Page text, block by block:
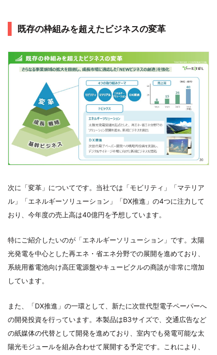
既存の枠組みを超えたビジネスの変革
次に「変革」についてです。当社では「モビリティ」「マテリア
ル」「エネルギーソリューション」「DX推進」の4つに注力して
おり、今年度の売上高は40億円を予想しています。
特にご紹介したいのが「エネルギーソリューション」です。太陽
光発電を中心とした再エネ・省エネ分野での展開を進めており、
系統用蓄電池向け高圧電源盤やキュービクルの商談が非常に増加
しています。
また、「DX推進」の一環として、新たに次世代型電子ペーパーへ
の開発投資を行っています。本製品はB3サイズで、交通広告など
の紙媒体の代替として開発を進めており、室内でも発電可能な太
陽光モジュールを組み合わせて展開する予定です。これにより、